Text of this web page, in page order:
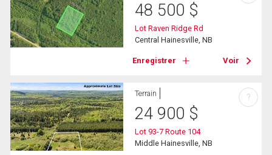
48 500 $
Lot Raven Ridge Rd
Central Hainesville, NB
Enregistrer Voir
Terrain
24 900 $
Lot 93-7 Route 104
Middle Hainesville, NB
?